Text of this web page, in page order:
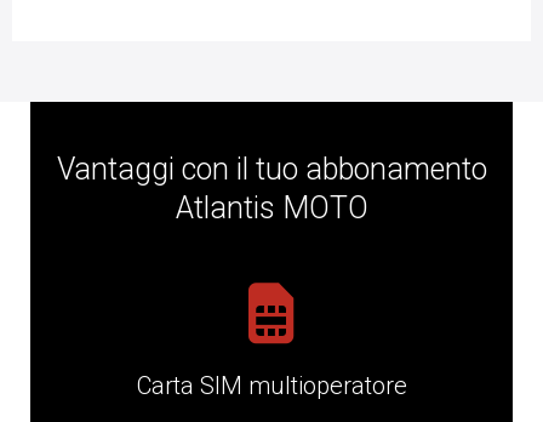
Vantaggi con il tuo abbonamento
Atlantis MOTO
Carta SIM multioperatore